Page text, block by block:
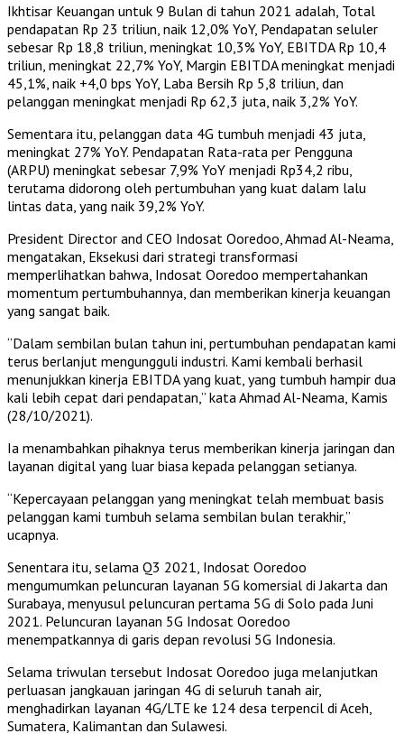
Ikhtisar Keuangan untuk 9 Bulan di tahun 2021 adalah, Total
pendapatan Rp 23 triliun, naik 12,0% YoY, Pendapatan seluler
sebesar Rp 18,8 triliun, meningkat 10,3% YoY, EBITDA Rp 10,4
triliun, meningkat 22,7% YoY, Margin EBITDA meningkat menjadi
45,1%, naik +4,0 bps YoY, Laba Bersih Rp 5,8 triliun, dan
pelanggan meningkat menjadi Rp 62,3 juta, naik 3,2% YoY.
Sementara itu, pelanggan data 4G tumbuh menjadi 43 juta,
meningkat 27% YoY. Pendapatan Rata-rata per Pengguna
(ARPU) meningkat sebesar 7,9% YoY menjadi Rp34,2 ribu,
terutama didorong oleh pertumbuhan yang kuat dalam lalu
lintas data, yang naik 39,2% YoY.
President Director and CEO Indosat Ooredoo, Ahmad Al-Neama,
mengatakan, Eksekusi dari strategi transformasi
memperlihatkan bahwa, Indosat Ooredoo mempertahankan
momentum pertumbuhannya, dan memberikan kinerja keuangan
yang sangat baik.
“Dalam sembilan bulan tahun ini, pertumbuhan pendapatan kami
terus berlanjut mengungguli industri. Kami kembali berhasil
menunjukkan kinerja EBITDA yang kuat, yang tumbuh hampir dua
kali lebih cepat dari pendapatan,” kata Ahmad Al-Neama, Kamis
(28/10/2021).
Ia menambahkan pihaknya terus memberikan kinerja jaringan dan
layanan digital yang luar biasa kepada pelanggan setianya.
“Kepercayaan pelanggan yang meningkat telah membuat basis
pelanggan kami tumbuh selama sembilan bulan terakhir,”
ucapnya.
Senentara itu, selama Q3 2021, Indosat Ooredoo
mengumumkan peluncuran layanan 5G komersial di Jakarta dan
Surabaya, menyusul peluncuran pertama 5G di Solo pada Juni
2021. Peluncuran layanan 5G Indosat Ooredoo
menempatkannya di garis depan revolusi 5G Indonesia.
Selama triwulan tersebut Indosat Ooredoo juga melanjutkan
perluasan jangkauan jaringan 4G di seluruh tanah air,
menghadirkan layanan 4G/LTE ke 124 desa terpencil di Aceh,
Sumatera, Kalimantan dan Sulawesi.